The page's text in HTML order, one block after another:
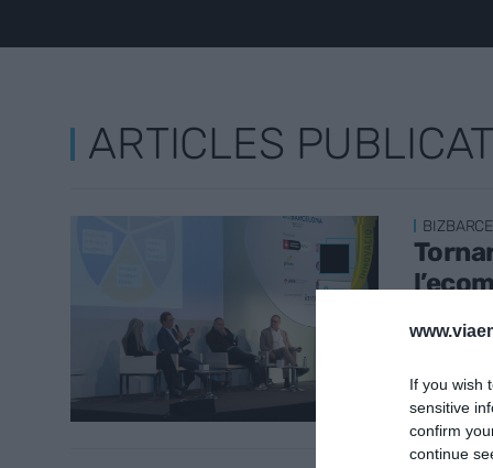
If you wish
sensitive
confirm
continue
ARTICLES